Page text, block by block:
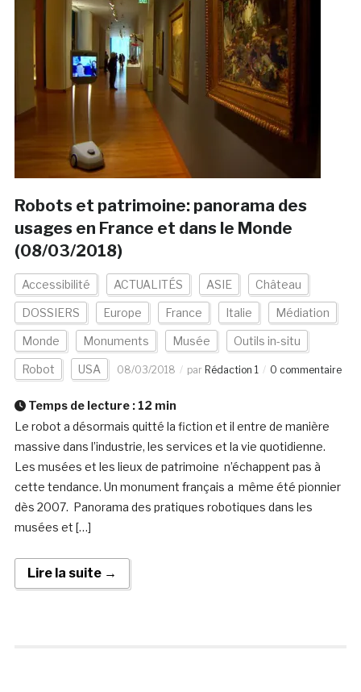
Robots et patrimoine: panorama des
usages en France et dans le Monde
(08/03/2018)
Accessibilité ACTUALITÉS ASIE Château
DOSSIERS Europe France Italie Médiation
Monde Monuments Musée Outils in-situ
Robot USA 08/03/2018 par Rédaction 1 0 commentaire
Temps de lecture : 12 min
Le robot a désormais quitté la fiction et il entre de manière
massive dans l’industrie, les services et la vie quotidienne.
Les musées et les lieux de patrimoine n’échappent pas à
cette tendance. Un monument français a même été pionnier
dès 2007. Panorama des pratiques robotiques dans les
musées et […]
Lire la suite →